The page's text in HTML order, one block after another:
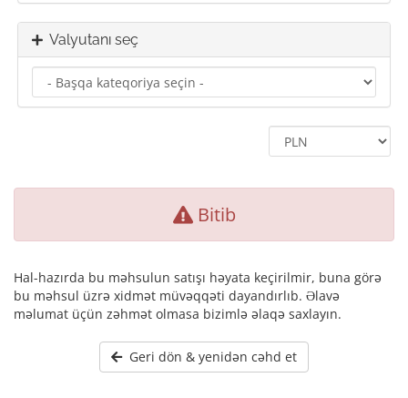
Valyutanı seç
Bitib
Hal-hazırda bu məhsulun satışı həyata keçirilmir, buna görə
bu məhsul üzrə xidmət müvəqqəti dayandırlıb. Əlavə
məlumat üçün zəhmət olmasa bizimlə əlaqə saxlayın.
Geri dön & yenidən cəhd et